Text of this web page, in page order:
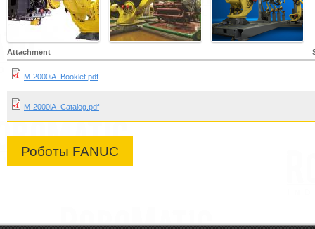
Attachment
M-2000iA_Booklet.pdf
M-2000iA_Catalog.pdf
Роботы FANUC